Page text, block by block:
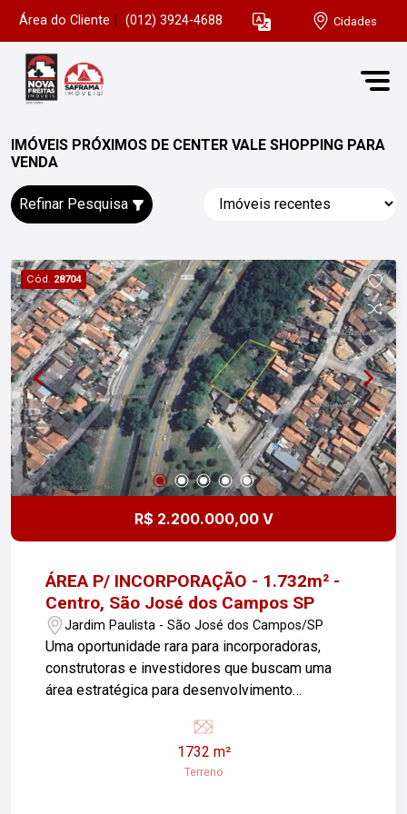
Área do Cliente (012) 3924-4688 Cidades
IMÓVEIS PRÓXIMOS DE CENTER VALE SHOPPING PARA
VENDA
Refinar Pesquisa
Cód. 28704
R$ 2.200.000,00 V
ÁREA P/ INCORPORAÇÃO - 1.732m² -
Centro, São José dos Campos SP
Jardim Paulista - São José dos Campos/SP
Uma oportunidade rara para incorporadoras,
construtoras e investidores que buscam uma
área estratégica para desenvolvimento
e com maior potencial de crescimento de São
Paulista, em um loteamento aprovado pela
1732 m²
Terreno